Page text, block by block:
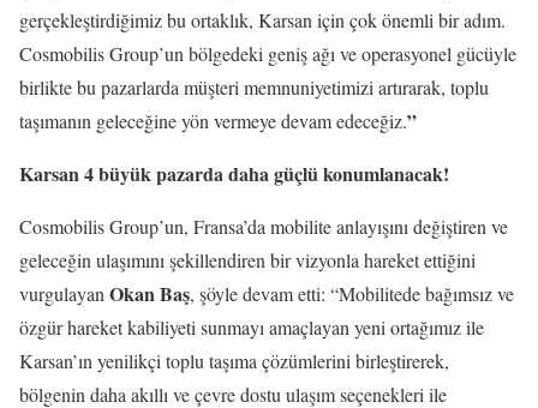
gerçekleştirdiğimiz bu ortaklık, Karsan için çok önemli bir adım.
Cosmobilis Group’un bölgedeki geniş ağı ve operasyonel gücüyle
birlikte bu pazarlarda müşteri memnuniyetimizi artırarak, toplu
taşımanın geleceğine yön vermeye devam edeceğiz.”
Karsan 4 büyük pazarda daha güçlü konumlanacak!
Cosmobilis Group’un, Fransa’da mobilite anlayışını değiştiren ve
geleceğin ulaşımını şekillendiren bir vizyonla hareket ettiğini
vurgulayan Okan Baş, şöyle devam etti: “Mobilitede bağımsız ve
özgür hareket kabiliyeti sunmayı amaçlayan yeni ortağımız ile
Karsan’ın yenilikçi toplu taşıma çözümlerini birleştirerek,
bölgenin daha akıllı ve çevre dostu ulaşım seçenekleri ile